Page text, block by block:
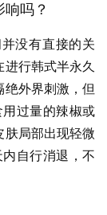
吗？
没有直接的关
行韩式半永久
外界刺激，但
过量的辣椒或
局部出现轻微
自行消退，不